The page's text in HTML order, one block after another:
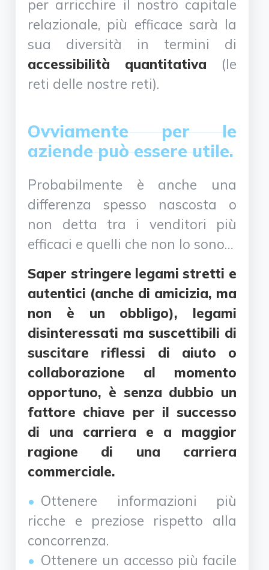
per arricchire il nostro capitale
relazionale, più efficace sarà la
sua diversità in termini di
accessibilità quantitativa (le
reti delle nostre reti).
Ovviamente per le
aziende può essere utile.
Probabilmente è anche una
differenza spesso nascosta o
non detta tra i venditori più
efficaci e quelli che non lo sono…
Saper stringere legami stretti e
autentici (anche di amicizia, ma
non è un obbligo), legami
disinteressati ma suscettibili di
suscitare riflessi di aiuto o
collaborazione al momento
opportuno, è senza dubbio un
fattore chiave per il successo
di una carriera e a maggior
ragione di una carriera
commerciale.
Ottenere informazioni più
ricche e preziose rispetto alla
concorrenza.
Ottenere un accesso più facile